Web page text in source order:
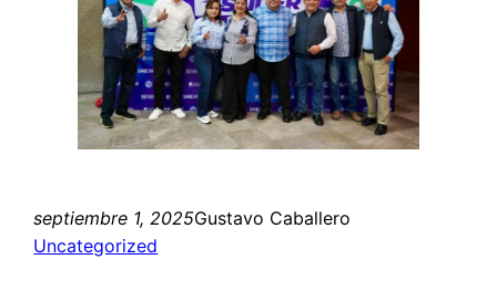
septiembre 1, 2025Gustavo Caballero
Uncategorized